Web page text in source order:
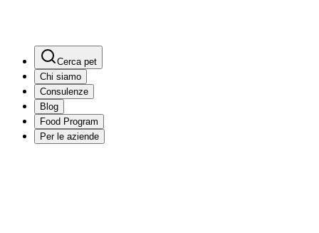
Cerca pet
Chi siamo
Consulenze
Blog
Food Program
Per le aziende